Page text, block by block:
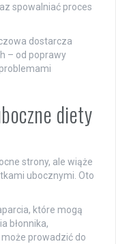
spowalniać proces
dostarcza
– od poprawy
diety
strony, ale wiąże
ubocznymi. Oto
które mogą
błonnika,
prowadzić do